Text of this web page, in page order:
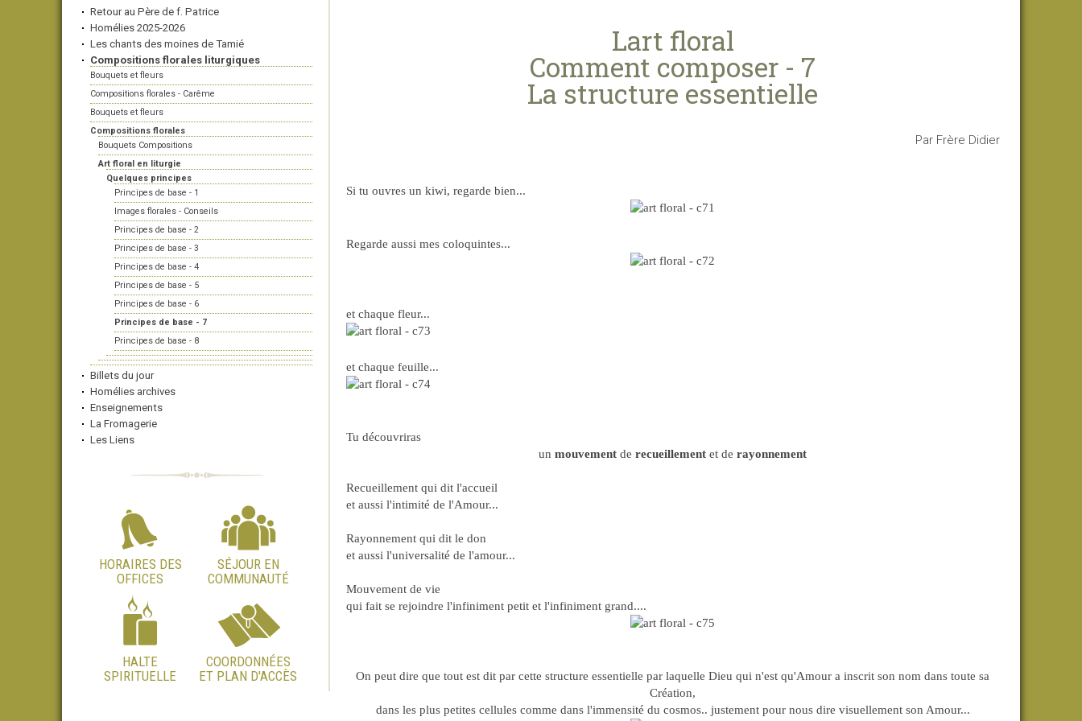
Retour au Père de f. Patrice
Homélies 2025-2026
Les chants des moines de Tamié
Compositions florales liturgiques
Bouquets et fleurs
Compositions florales - Carême
Bouquets et fleurs
Compositions florales
Bouquets Compositions
Art floral en liturgie
Quelques principes
Principes de base - 1
Images florales - Conseils
Principes de base - 2
Principes de base - 3
Principes de base - 4
Principes de base - 5
Principes de base - 6
Principes de base - 7
Principes de base - 8
Billets du jour
Homélies archives
Enseignements
La Fromagerie
Les Liens
HORAIRES DES
OFFICES
SÉJOUR EN
COMMUNAUTÉ
HALTE
SPIRITUELLE
COORDONNÉES
ET PLAN D'ACCÈS
Lart floral
Comment composer - 7
La structure essentielle
Par Frère Didier
Si tu ouvres un kiwi, regarde bien...
Regarde aussi mes coloquintes...
et chaque fleur...
et chaque feuille...
Tu découvriras
unmouvementderecueillementet derayonnement
Recueillement qui dit l'accueil
et aussi l'intimité de l'Amour...
Rayonnement qui dit le don
et aussi l'universalité de l'amour...
Mouvement de vie
qui fait se rejoindre l'infiniment petit et l'infiniment grand....
On peut dire que tout est dit par cette structure essentielle par laquelle Dieu qui n'est qu'Amour a inscrit son nom dans toute sa
Création,
dans les plus petites cellules comme dans l'immensité du cosmos.. justement pour nous dire visuellement son Amour...